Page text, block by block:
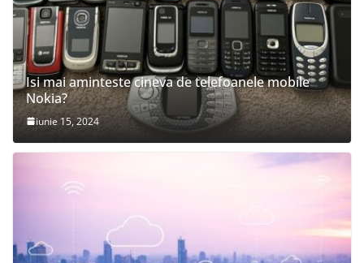
Isi mai aminteste cineva de telefoanele mobile
Nokia?
iunie 15, 2024